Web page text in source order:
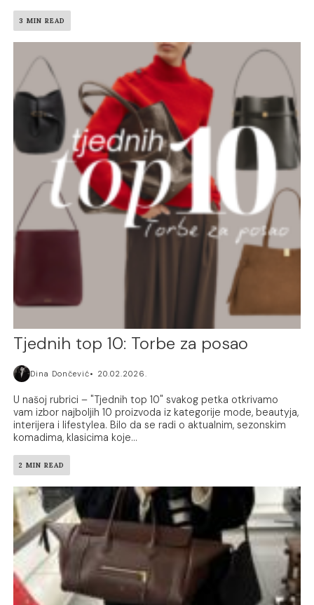
3 MIN READ
Tjednih top 10: Torbe za posao
Dina Dončević 20.02.2026.
U našoj rubrici – "Tjednih top 10" svakog petka otkrivamo
vam izbor najboljih 10 proizvoda iz kategorije mode, beautyja,
interijera i lifestylea. Bilo da se radi o aktualnim, sezonskim
komadima, klasicima koje...
2 MIN READ